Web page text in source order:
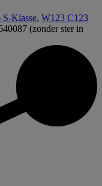
S-Klasse, W123 C123
(zonder ster in